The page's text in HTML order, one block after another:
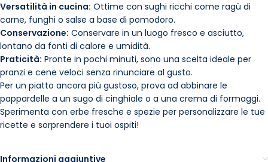
Versatilità in cucina: Ottime con sughi ricchi come ragù di
carne, funghi o salse a base di pomodoro.
Conservazione: Conservare in un luogo fresco e asciutto,
lontano da fonti di calore e umidità.
Praticità: Pronte in pochi minuti, sono una scelta ideale per
pranzi e cene veloci senza rinunciare al gusto.
Per un piatto ancora più gustoso, prova ad abbinare le
pappardelle a un sugo di cinghiale o a una crema di formaggi.
Sperimenta con erbe fresche e spezie per personalizzare le tue
ricette e sorprendere i tuoi ospiti!
Informazioni aggiuntive